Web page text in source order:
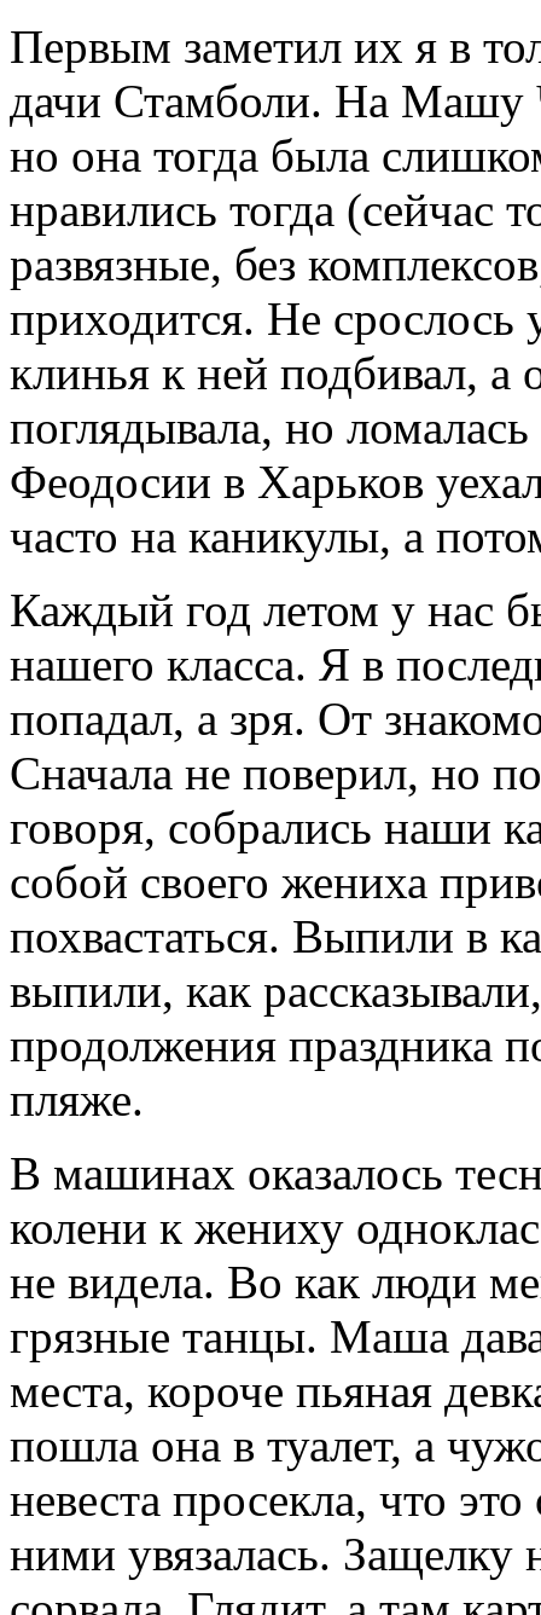
Первым заметил их я в
дачи Стамболи. На Машу
но она тогда была
нравились тогда (сейчас
развязные, без
приходится. Не срослось
клинья к ней подбивал, а
поглядывала, но
Феодосии в Харьков
часто на каникулы, а
Каждый год летом у нас
нашего класса. Я в
попадал, а зря. От
Сначала не поверил, но
говоря, собрались наши
собой своего жениха
похвастаться. Выпили в
выпили, как
продолжения праздника
пляже.
В машинах оказалось
колени к жениху
не видела. Во как люди
грязные танцы. Маша
места, короче пьяная
пошла она в туалет, а
невеста просекла, что
ними увязалась. Защелку